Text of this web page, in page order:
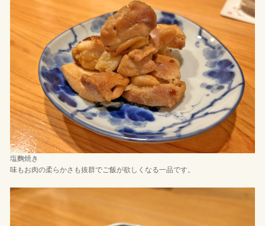
塩麴焼き
味もお肉の柔らかさも抜群でご飯が欲しくなる一品です。